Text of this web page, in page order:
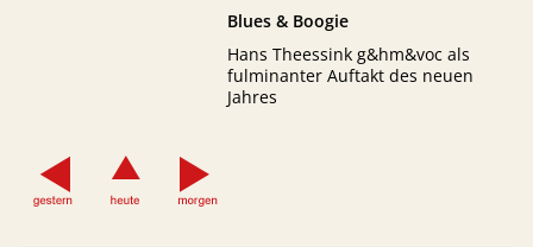
Blues & Boogie
Hans Theessink g&hm&voc als
fulminanter Auftakt des neuen
Jahres